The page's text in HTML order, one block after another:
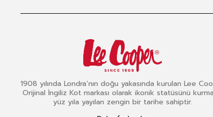
1908 yılında Londra’nın doğu yakasında kurulan Lee
Orijinal İngiliz Kot markası olarak ikonik statüsünü
yüz yıla yayılan zengin bir tarihe sahiptir.